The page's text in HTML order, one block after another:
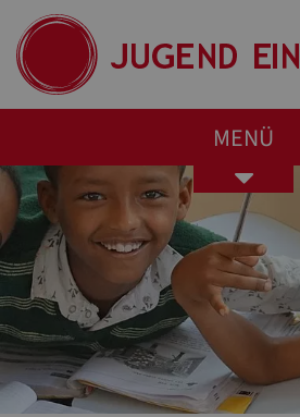
MENÜ
Toggle
navigation